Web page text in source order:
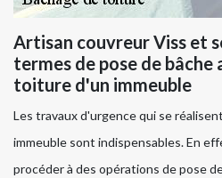
Artisan couvreur Viss et
termes de pose de bâche
toiture d'un immeuble
Les travaux d'urgence qui se
immeuble sont indispensables. En
procéder à des opérations de pose